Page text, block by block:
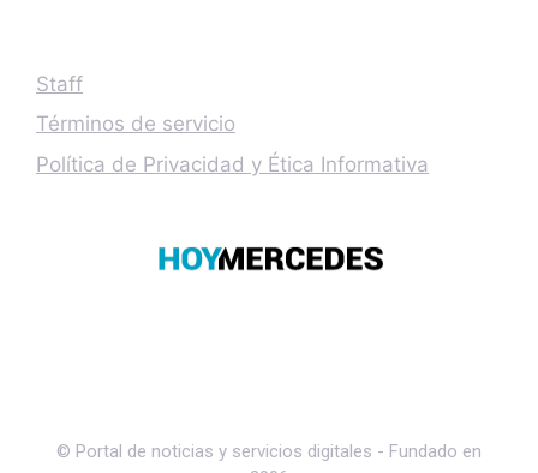
Staff
Términos de servicio
Política de Privacidad y Ética Informativa
© Portal de noticias y servicios digitales - Fundado en